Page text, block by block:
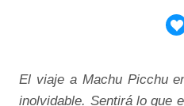
El viaje a Machu Picchu
inolvidable. Sentirá lo que